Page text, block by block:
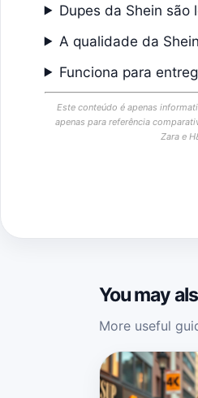
Dupes da Shein são
A qualidade da
Funciona para
Este conteúdo é apenas
apenas para referência
Zara e
You may
More useful